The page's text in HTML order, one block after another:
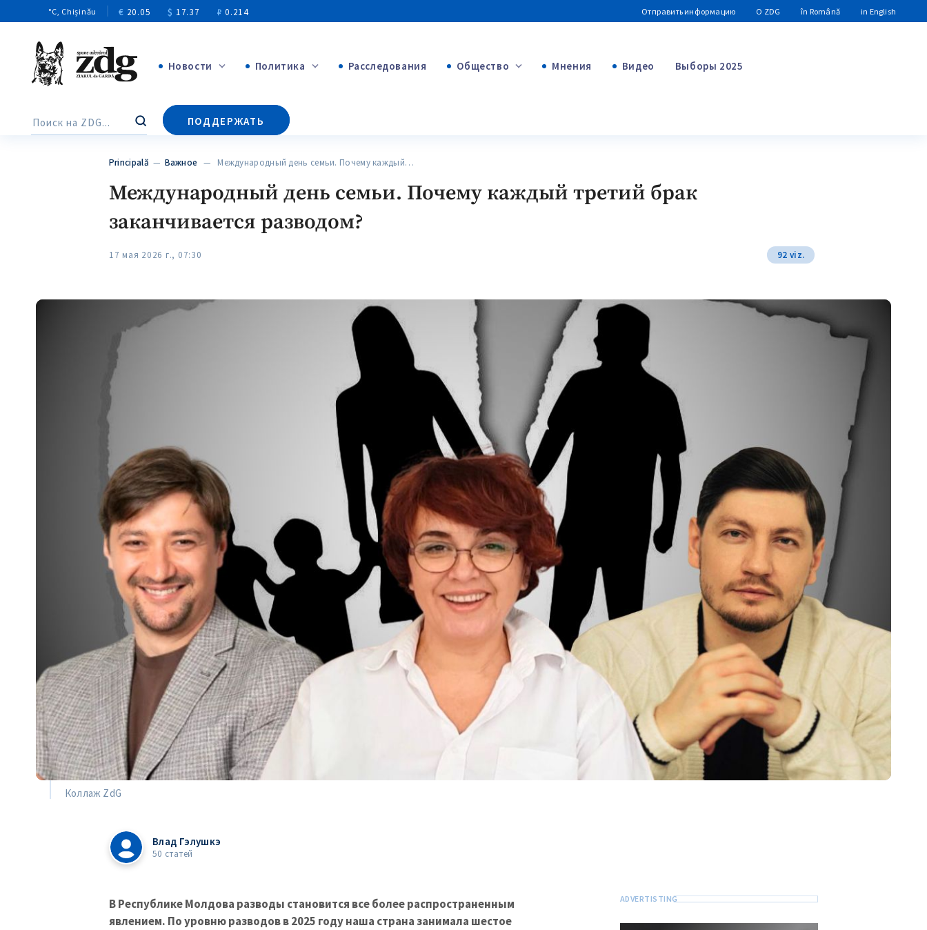
°C, Chișinău € 20.05 $ 17.37 ₽ 0.214 Отправить информацию О ZDG în Română in English
Новости
+144
Политика Расследования Общество Мнения Видео Выборы 2025
Поиск ПОДДЕРЖАТЬ
Principală —Важное — Международный день семьи. Почему каждый…
Международный день семьи. Почему каждый третий брак
заканчивается разводом?
17 мая 2026 г., 07:30 92 viz.
Коллаж ZdG
Влад Гэлушкэ
50 статей
В Республике Молдова разводы становится все более распространенным
явлением. По уровню разводов в 2025 году наша страна занимала шестое